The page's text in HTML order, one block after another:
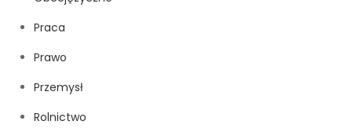
Praca
Prawo
Przemysł
Rolnictwo